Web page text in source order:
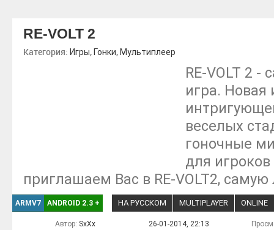
RE-VOLT 2
Категория: Игры, Гонки, Мультиплеер
RE-VOLT 2 -
игра. Новая
веселых
гоночные
для
приглашаем Вас в RE-VOLT2,
ARMV7 ANDROID 2.3 + НА РУССКОМ MULTIPLAYER ONLINE
Автор: SxXx 26-01-2014, 22:13